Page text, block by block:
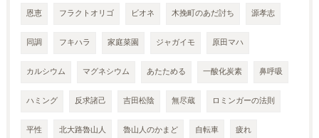
恩恵 フラクトオリゴ ビオネ 木挽町のあだ討ち 源孝志
同調 フキハラ 家庭菜園 ジャガイモ 原田マハ
カルシウム マグネシウム あたためる 一酸化炭素 鼻呼吸
ハミング 反求諸己 吉田松陰 無尽蔵 ロミンガーの法則
平性 北大路魯山人 魯山人のかまど 自転車 疲れ